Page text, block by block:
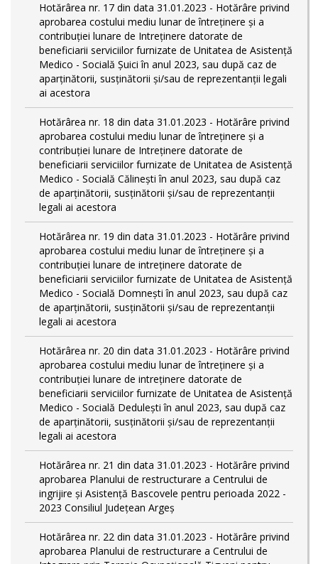
Hotărârea nr. 17 din data 31.01.2023 - Hotărâre privind
aprobarea costului mediu lunar de întreţinere şi a
contribuţiei lunare de Intreţinere datorate de
beneficiarii serviciilor furnizate de Unitatea de Asistenţă
Medico - Socială Şuici în anul 2023, sau după caz de
aparţinătorii, susţinătorii şi/sau de reprezentanţii legali
ai acestora
Hotărârea nr. 18 din data 31.01.2023 - Hotărâre privind
aprobarea costului mediu lunar de întreţinere şi a
contribuţiei lunare de Intreţinere datorate de
beneficiarii serviciilor furnizate de Unitatea de Asistenţă
Medico - Socială Călineşti în anul 2023, sau după caz
de aparţinătorii, susţinătorii şi/sau de reprezentanţii
legali ai acestora
Hotărârea nr. 19 din data 31.01.2023 - Hotărâre privind
aprobarea costului mediu lunar de întreţinere şi a
contribuţiei lunare de intreţinere datorate de
beneficiarii serviciilor furnizate de Unitatea de Asistenţă
Medico - Socială Domneşti în anul 2023, sau după caz
de aparţinătorii, susţinătorii şi/sau de reprezentanţii
legali ai acestora
Hotărârea nr. 20 din data 31.01.2023 - Hotărâre privind
aprobarea costului mediu lunar de întreţinere şi a
contribuţiei lunare de intreţinere datorate de
beneficiarii serviciilor furnizate de Unitatea de Asistenţă
Medico - Socială Deduleşti în anul 2023, sau după caz
de aparţinătorii, susţinătorii şi/sau de reprezentanţii
legali ai acestora
Hotărârea nr. 21 din data 31.01.2023 - Hotărâre privind
aprobarea Planului de restructurare a Centrului de
ingrijire şi Asistenţă Bascovele pentru perioada 2022 -
2023 Consiliul Judeţean Argeş
Hotărârea nr. 22 din data 31.01.2023 - Hotărâre privind
aprobarea Planului de restructurare a Centrului de